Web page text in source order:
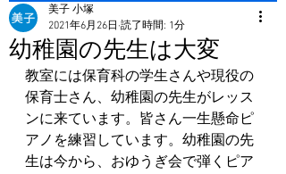
幼稚園の先生は大変
美子 小塚
2021年6月26日 読了時間: 1分
教室には保育科の学生さんや現役の
保育士さん、幼稚園の先生がレッス
ンに来ています。皆さん一生懸命ピ
アノを練習しています。幼稚園の先
生は今から、おゆうぎ会で弾くピア